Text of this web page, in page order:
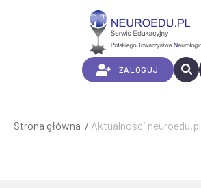
ZALOGUJ
Ścieżka
nawigacyjna
Strona główna Aktualności neuroedu.pl